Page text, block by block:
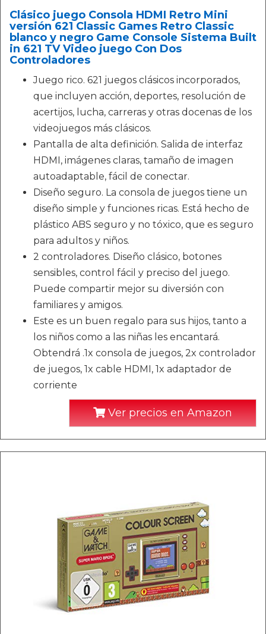
Clásico juego Consola HDMI Retro Mini
versión 621 Classic Games Retro Classic
blanco y negro Game Console Sistema Built
in 621 TV Video juego Con Dos
Controladores
Juego rico. 621 juegos clásicos incorporados,
que incluyen acción, deportes, resolución de
acertijos, lucha, carreras y otras docenas de los
videojuegos más clásicos.
Pantalla de alta definición. Salida de interfaz
HDMI, imágenes claras, tamaño de imagen
autoadaptable, fácil de conectar.
Diseño seguro. La consola de juegos tiene un
diseño simple y funciones ricas. Está hecho de
plástico ABS seguro y no tóxico, que es seguro
para adultos y niños.
2 controladores. Diseño clásico, botones
sensibles, control fácil y preciso del juego.
Puede compartir mejor su diversión con
familiares y amigos.
Este es un buen regalo para sus hijos, tanto a
los niños como a las niñas les encantará.
Obtendrá .1x consola de juegos, 2x controlador
de juegos, 1x cable HDMI, 1x adaptador de
corriente
Ver precios en Amazon